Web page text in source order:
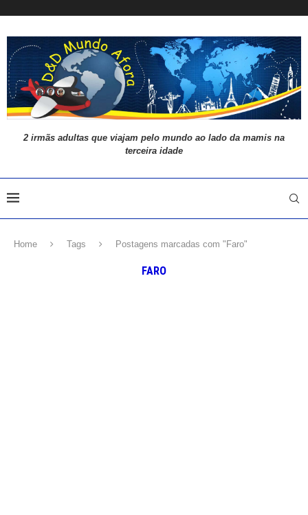
2 irmãs adultas que viajam pelo mundo ao lado da mamis na
terceira idade
Home Tags Postagens marcadas com "Faro"
FARO